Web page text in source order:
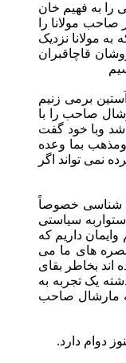
را به فهیم خان
مولانا را
مولانا نزدیک
قاچاقبران
برمی زنیم
صاحب را با
شد وبا خود گفت
ومذهب بما وعده
نمی تواند اگر
شناسی خصوصاً
سیاستی
داریم که
های ما می
اند بخاطر بقای
یک تجربه به
مارشال صاحب
دوام دارد.